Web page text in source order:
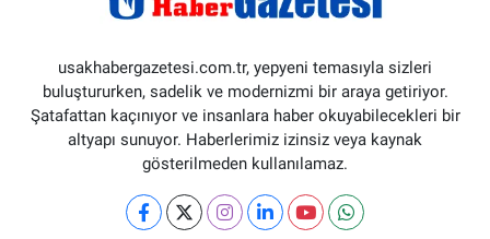
usakhabergazetesi.com.tr, yepyeni temasıyla sizleri
buluştururken, sadelik ve modernizmi bir araya getiriyor.
Şatafattan kaçınıyor ve insanlara haber okuyabilecekleri bir
altyapı sunuyor. Haberlerimiz izinsiz veya kaynak
gösterilmeden kullanılamaz.